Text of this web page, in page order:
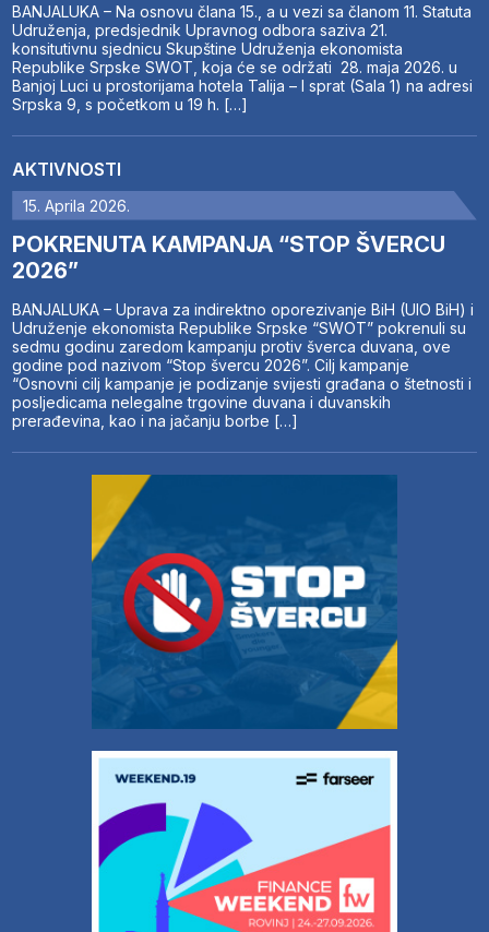
BANJALUKA – Na osnovu člana 15., a u vezi sa članom 11. Statuta
Udruženja, predsjednik Upravnog odbora saziva 21.
konsitutivnu sjednicu Skupštine Udruženja ekonomista
Republike Srpske SWOT, koja će se održati 28. maja 2026. u
Banjoj Luci u prostorijama hotela Talija – I sprat (Sala 1) na adresi
Srpska 9, s početkom u 19 h. […]
AKTIVNOSTI
15. Aprila 2026.
POKRENUTA KAMPANJA “STOP ŠVERCU
2026”
BANJALUKA – Uprava za indirektno oporezivanje BiH (UIO BiH) i
Udruženje ekonomista Republike Srpske “SWOT” pokrenuli su
sedmu godinu zaredom kampanju protiv šverca duvana, ove
godine pod nazivom “Stop švercu 2026”. Cilj kampanje
“Osnovni cilj kampanje je podizanje svijesti građana o štetnosti i
posljedicama nelegalne trgovine duvana i duvanskih
prerađevina, kao i na jačanju borbe […]